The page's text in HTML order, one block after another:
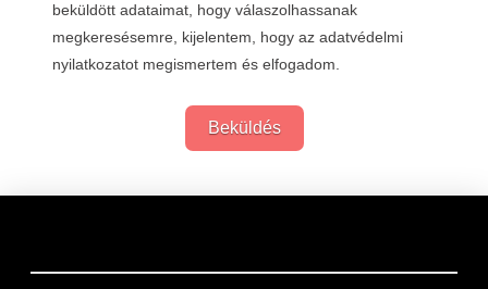
beküldött adataimat, hogy válaszolhassanak
megkeresésemre, kijelentem, hogy az adatvédelmi
nyilatkozatot megismertem és elfogadom.
Beküldés